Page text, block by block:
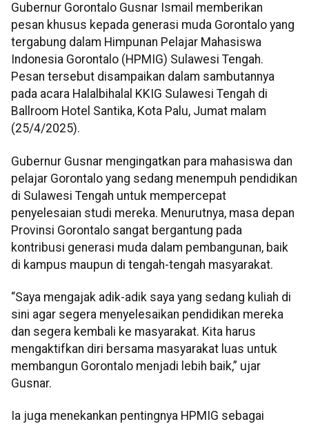
Gubernur Gorontalo Gusnar Ismail memberikan
pesan khusus kepada generasi muda Gorontalo yang
tergabung dalam Himpunan Pelajar Mahasiswa
Indonesia Gorontalo (HPMIG) Sulawesi Tengah.
Pesan tersebut disampaikan dalam sambutannya
pada acara Halalbihalal KKIG Sulawesi Tengah di
Ballroom Hotel Santika, Kota Palu, Jumat malam
(25/4/2025).
Gubernur Gusnar mengingatkan para mahasiswa dan
pelajar Gorontalo yang sedang menempuh pendidikan
di Sulawesi Tengah untuk mempercepat
penyelesaian studi mereka. Menurutnya, masa depan
Provinsi Gorontalo sangat bergantung pada
kontribusi generasi muda dalam pembangunan, baik
di kampus maupun di tengah-tengah masyarakat.
“Saya mengajak adik-adik saya yang sedang kuliah di
sini agar segera menyelesaikan pendidikan mereka
dan segera kembali ke masyarakat. Kita harus
mengaktifkan diri bersama masyarakat luas untuk
membangun Gorontalo menjadi lebih baik,” ujar
Gusnar.
Ia juga menekankan pentingnya HPMIG sebagai